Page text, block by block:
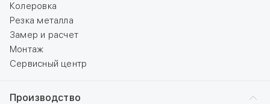
Колеровка
Резка металла
Замер и расчет
Монтаж
Сервисный центр
Производство